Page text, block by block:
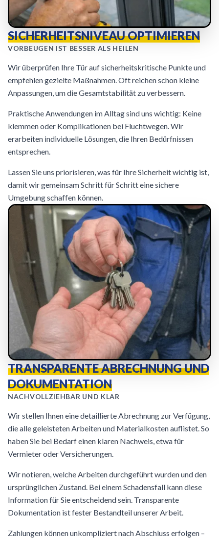
SICHERHEITSNIVEAU OPTIMIEREN
VORBEUGEN IST BESSER ALS HEILEN
Wir überprüfen Ihre Tür auf sicherheitskritische Punkte und
empfehlen gezielte Maßnahmen. Oft reichen schon kleine
Anpassungen, um die Gesamtstabilität zu verbessern.
Praktische Anwendungen im Alltag sind uns wichtig: Keine
klemmen oder Komplikationen bei Fluchtwegen. Wir
erarbeiten individuelle Lösungen, die Ihren Bedürfnissen
entsprechen.
Lassen Sie uns priorisieren, was für Ihre Sicherheit wichtig ist,
damit wir gemeinsam Schritt für Schritt eine sichere
Umgebung schaffen können.
TRANSPARENTE ABRECHNUNG UND
DOKUMENTATION
NACHVOLLZIEHBAR UND KLAR
Wir stellen Ihnen eine detaillierte Abrechnung zur Verfügung,
die alle geleisteten Arbeiten und Materialkosten auflistet. So
haben Sie bei Bedarf einen klaren Nachweis, etwa für
Vermieter oder Versicherungen.
Wir notieren, welche Arbeiten durchgeführt wurden und den
ursprünglichen Zustand. Bei einem Schadensfall kann diese
Information für Sie entscheidend sein. Transparente
Dokumentation ist fester Bestandteil unserer Arbeit.
Zahlungen können unkompliziert nach Abschluss erfolgen –